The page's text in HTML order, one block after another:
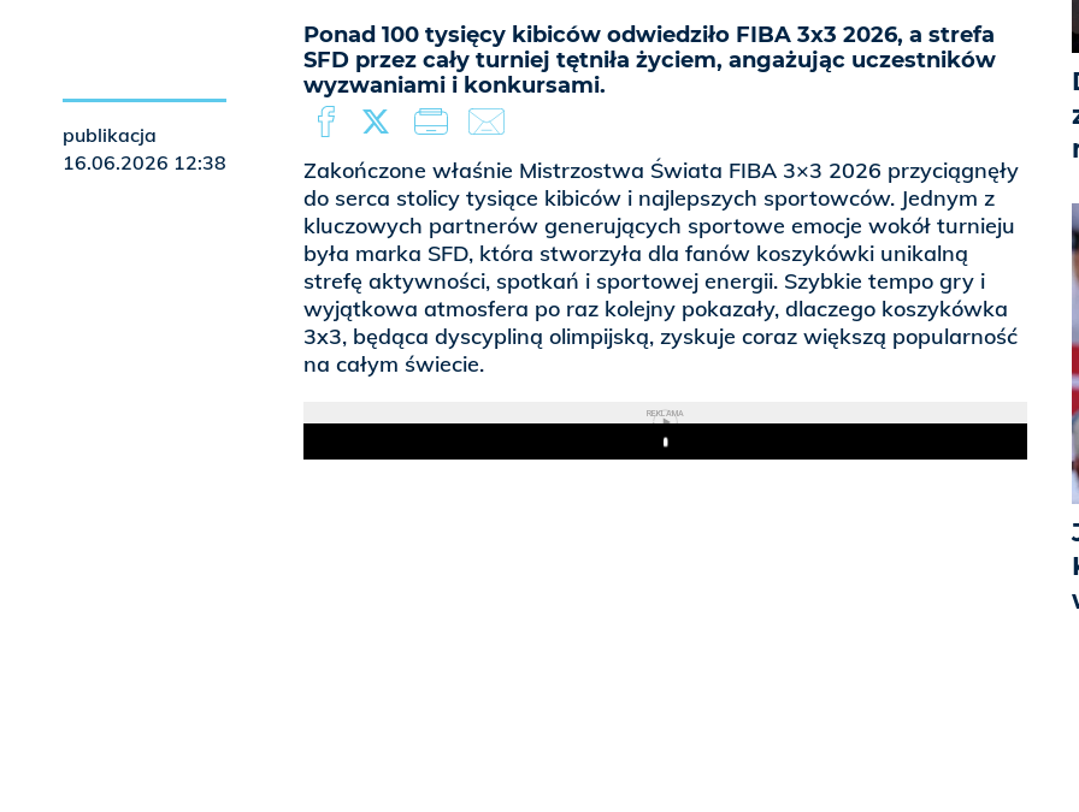
Ponad 100 tysięcy kibiców odwiedziło FIBA 3x3 2026, a strefa
SFD przez cały turniej tętniła życiem, angażując uczestników
wyzwaniami i konkursami.
Zakończone właśnie Mistrzostwa Świata FIBA 3×3 2026 przyciągnęły
do serca stolicy tysiące kibiców i najlepszych sportowców. Jednym z
kluczowych partnerów generujących sportowe emocje wokół turnieju
była marka SFD, która stworzyła dla fanów koszykówki unikalną
strefę aktywności, spotkań i sportowej energii. Szybkie tempo gry i
wyjątkowa atmosfera po raz kolejny pokazały, dlaczego koszykówka
3x3, będąca dyscypliną olimpijską, zyskuje coraz większą popularność
na całym świecie.
REKLAMA
Play
publikacja
16.06.2026 12:38